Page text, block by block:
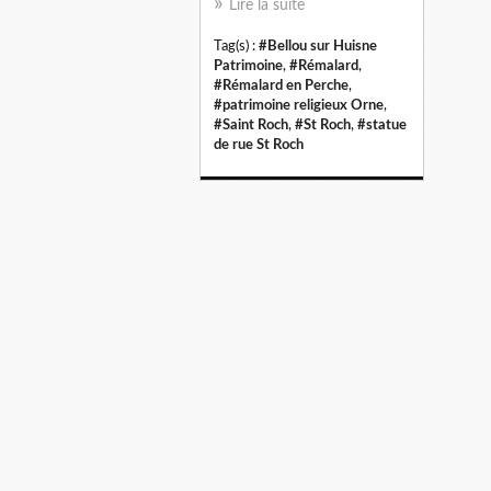
Lire la suite
Tag(s) : #Bellou sur Huisne
Patrimoine, #Rémalard,
#Rémalard en Perche,
#patrimoine religieux Orne,
#Saint Roch, #St Roch, #statue
de rue St Roch